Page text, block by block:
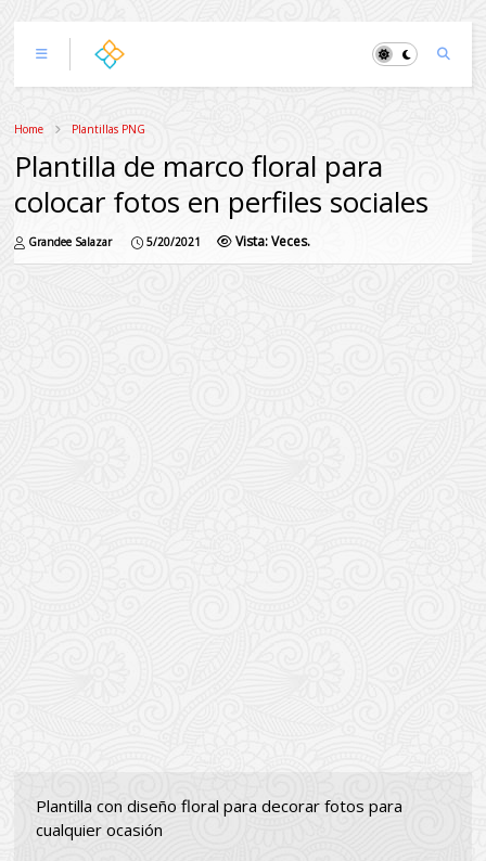
Home Plantillas PNG
Plantilla de marco floral para
colocar fotos en perfiles sociales
Grandee Salazar 5/20/2021 Vista:Veces.
Plantilla con diseño floral para decorar fotos para
cualquier ocasión